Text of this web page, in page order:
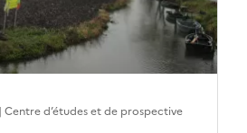
Centre d’études et de prospective